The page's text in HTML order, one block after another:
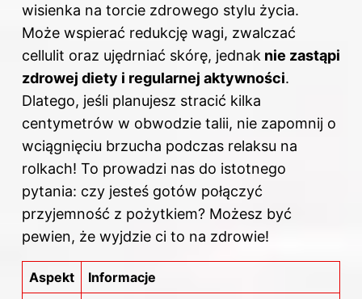
wisienka na torcie zdrowego stylu życia.
Może wspierać redukcję wagi, zwalczać
cellulit oraz ujędrniać skórę, jednak nie zastąpi
zdrowej diety i regularnej aktywności.
Dlatego, jeśli planujesz stracić kilka
centymetrów w obwodzie talii, nie zapomnij o
wciągnięciu brzucha podczas relaksu na
rolkach! To prowadzi nas do istotnego
pytania: czy jesteś gotów połączyć
przyjemność z pożytkiem? Możesz być
pewien, że wyjdzie ci to na zdrowie!
Aspekt
Informacje